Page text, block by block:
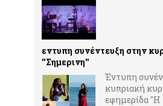
εντυπη συνέντευξη στην
''Σημερινη''
Έντυπη
κυπριακή
εφημερίδα ''Η